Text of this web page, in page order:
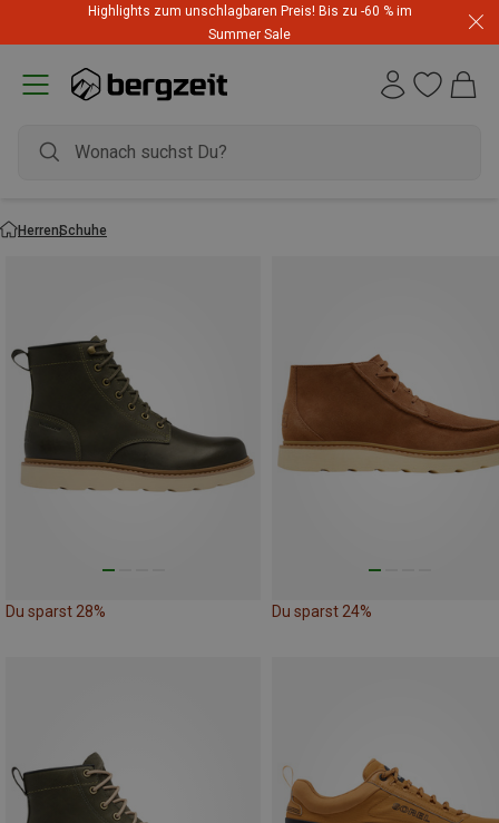
Highlights zum unschlagbaren Preis! Bis zu -60 % im
Summer Sale
HerrenSchuhe
Du sparst 28% Du sparst 24%